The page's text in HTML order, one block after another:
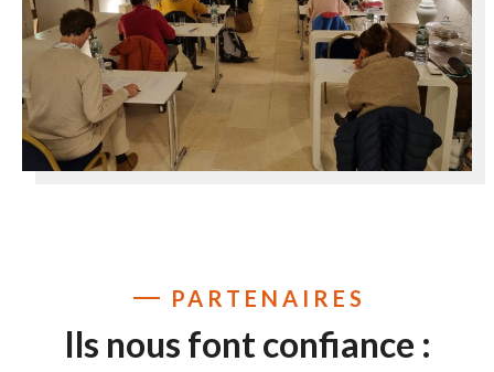
PARTENAIRES
Ils nous font confiance :